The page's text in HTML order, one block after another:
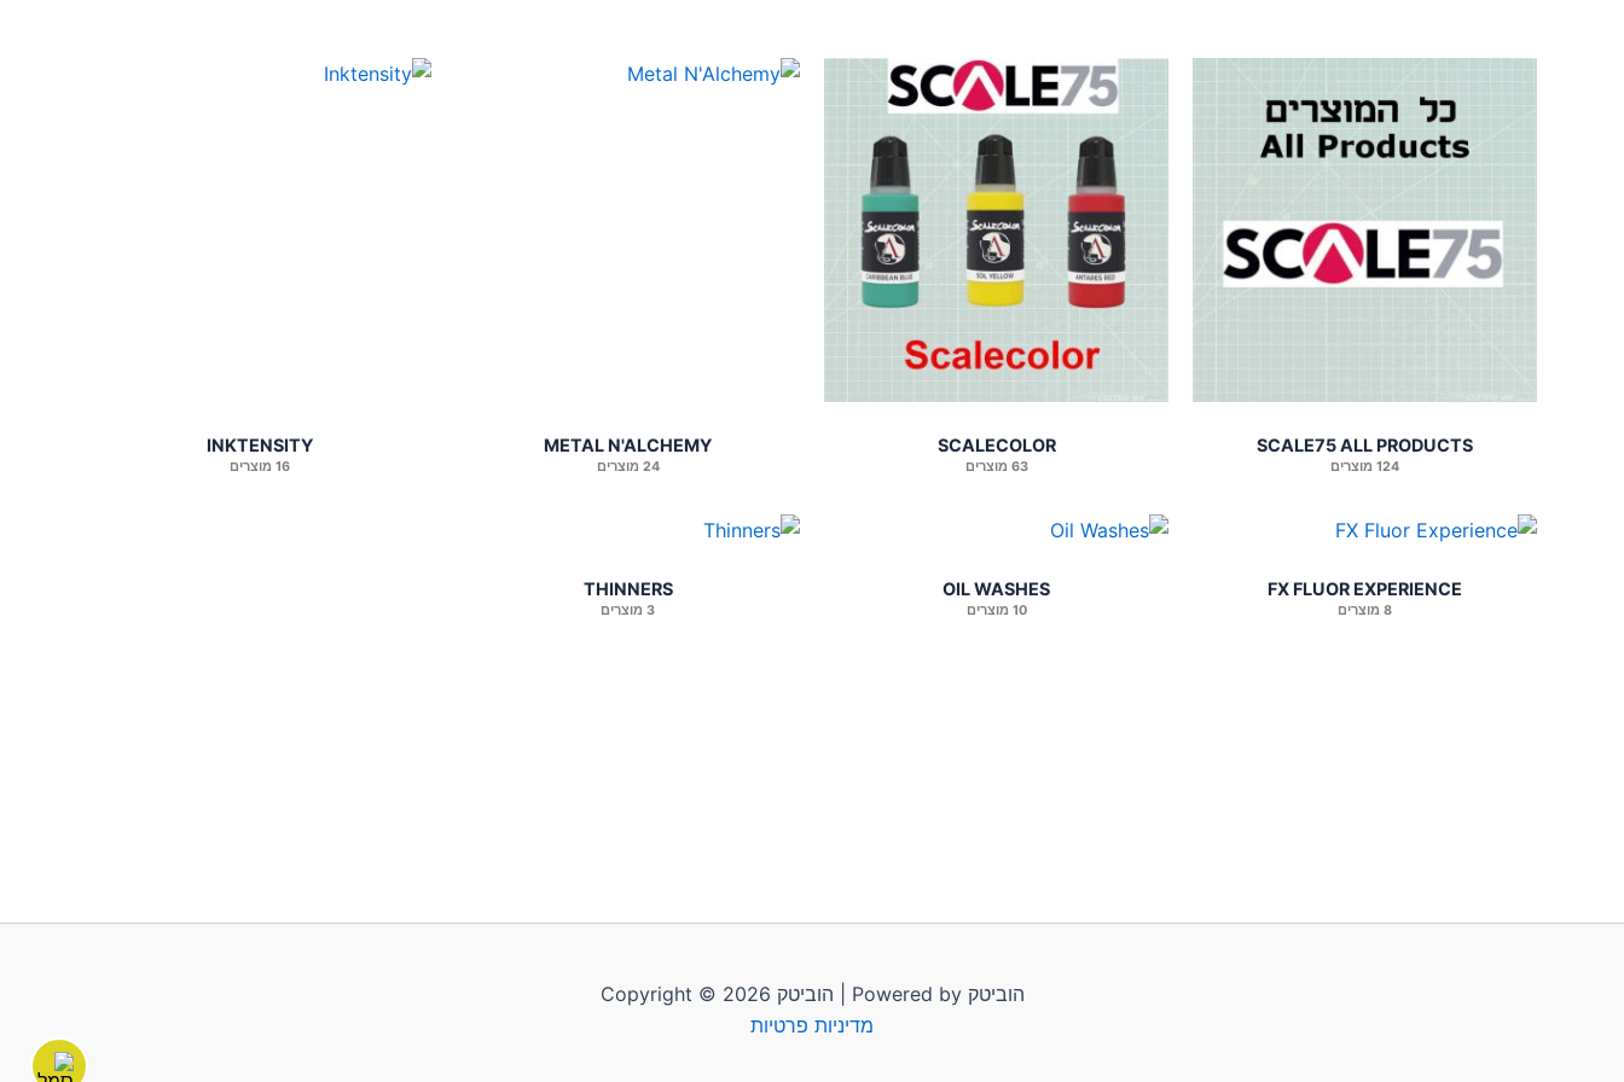
SCALE75 ALL PRODUCTS
124 מוצרים
SCALECOLOR
63 מוצרים
METAL N'ALCHEMY
24 מוצרים
INKTENSITY
16 מוצרים
FX FLUOR EXPERIENCE
8 מוצרים
OIL WASHES
10 מוצרים
THINNERS
3 מוצרים
Copyright © 2026 הוביטק | Powered by הוביטק
מדיניות פרטיות